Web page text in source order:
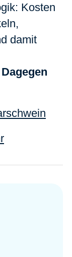
Kosten
damit
Dagegen